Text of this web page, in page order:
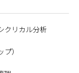
クリカル分析
）